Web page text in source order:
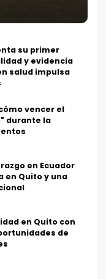
su primer
y evidencia
salud impulsa
vencer el
durante la
en Ecuador
en Quito y una
en Quito con
de